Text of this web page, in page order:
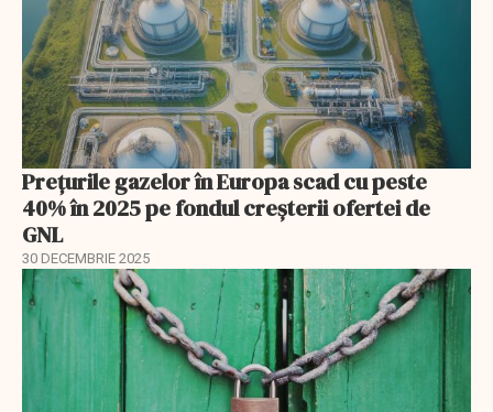
Prețurile gazelor în Europa scad cu peste
40% în 2025 pe fondul creșterii ofertei de
GNL
30 DECEMBRIE 2025